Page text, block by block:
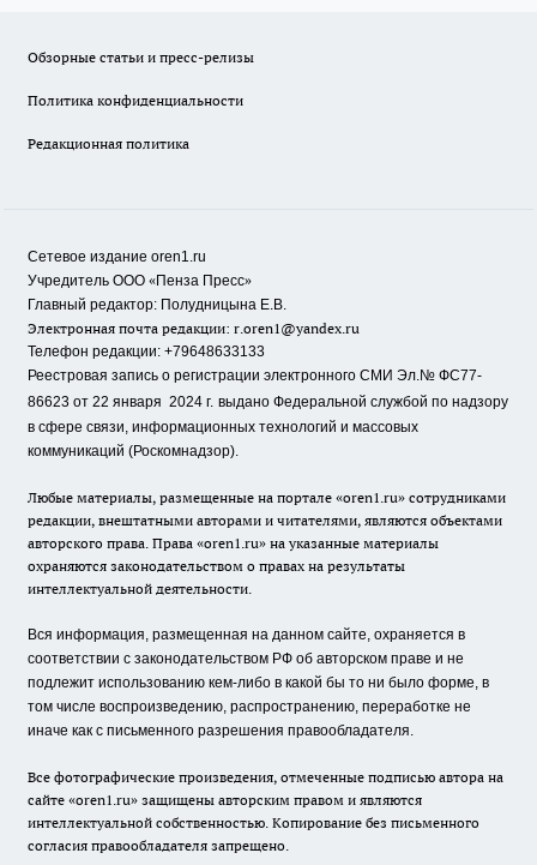
Обзорные статьи и пресс-релизы
Политика конфиденциальности
Редакционная политика
Сетевое издание oren1.ru
Учредитель ООО «Пенза Пресс»
Главный редактор: Полудницына Е.В.
Электронная почта редакции: r.oren1@yandex.ru
Телефон редакции: +79648633133
Реестровая запись о регистрации электронного СМИ Эл.№ ФС77-
86623 от 22 января 2024 г. выдано Федеральной службой по надзору
в сфере связи, информационных технологий и массовых
коммуникаций (Роскомнадзор).
Любые материалы, размещенные на портале «oren1.ru» сотрудниками
редакции, внештатными авторами и читателями, являются объектами
авторского права. Права «oren1.ru» на указанные материалы
охраняются законодательством о правах на результаты
интеллектуальной деятельности.
Вся информация, размещенная на данном сайте, охраняется в
соответствии с законодательством РФ об авторском праве и не
подлежит использованию кем-либо в какой бы то ни было форме, в
том числе воспроизведению, распространению, переработке не
иначе как с письменного разрешения правообладателя.
Все фотографические произведения, отмеченные подписью автора на
сайте «oren1.ru» защищены авторским правом и являются
интеллектуальной собственностью. Копирование без письменного
согласия правообладателя запрещено.